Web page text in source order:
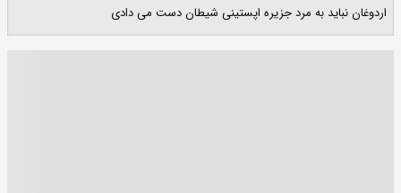
اردوغان نباید به مرد جزیره اپستینی شیطان دست می دادی